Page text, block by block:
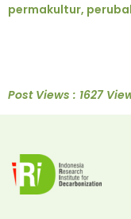
permakultur,
Post Views : 1627